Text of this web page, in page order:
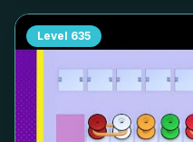
Level 635